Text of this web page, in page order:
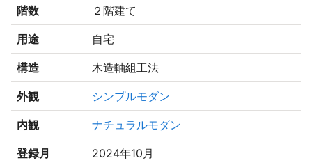
階数 ２階建て
用途 自宅
構造 木造軸組工法
外観 シンプルモダン
内観 ナチュラルモダン
登録月 2024年10月